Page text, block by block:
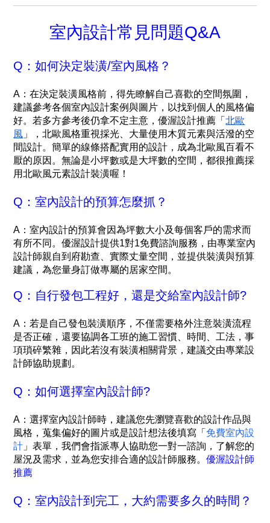
室內設計常見問題Q&A
Q：如何決定裝潢/室內風格？
A：在決定裝潢風格前，得先瞭解自己喜歡的空間氛圍，
建議參考各個室內設計案例與圖片，以找到個人的風格偏
好。若多方參考後仍拿不定主意，優渥設計推薦「北歐
風 」，北歐風格重視採光、大量使用木質元素與活潑的空
間設計。簡單的線條搭配實用的設計，成為北歐風百看不
厭的原因。無論是小坪數或是大坪數的空間，都很推薦採
用北歐風元素設計裝潢喔！
Q：室內設計的預算怎麼抓？
A：室內設計的預算會因為坪數大小及每個客戶的需求而
有所不同。優渥設計提供1對1免費諮詢服務，由專業室內
設計師親自到府勘查、實際丈量空間，並提供裝潢與預算
建議，為您量身訂做專屬的居家空間。
Q：自行發包工程好，還是交給室內設計師?
A：若是自己發包裝潢順序，不僅需要格外注意裝潢流程
是否正確，還要協調各工班的施工習慣、時間、工法，事
項瑣碎繁雜，因此若沒有裝潢相關背景，建議交由專業設
計師協助規劃。
Q：如何選擇室內設計師?
A：選擇室內設計師時，建議您先瀏覽喜歡的設計作品與
風格，蒐集偏好的圖片或是設計想法後填寫「 免費室內設
計 」表單，我們會指派專人協助您一對一諮詢，了解您的
屋況及需求，並為您安排合適的設計師服務。優渥設計師
推薦
Q：室內設計到完工，大約需要多久的時間？